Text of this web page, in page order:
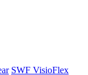
SWF VisioFlex